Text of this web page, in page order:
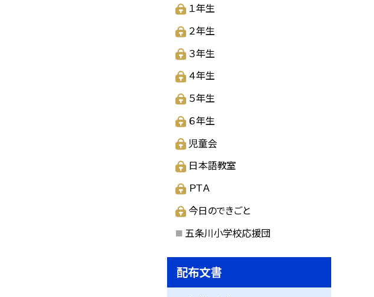
１年生
２年生
３年生
４年生
５年生
６年生
児童会
日本語教室
ＰＴＡ
今日のできごと
五条川小学校応援団
配布文書